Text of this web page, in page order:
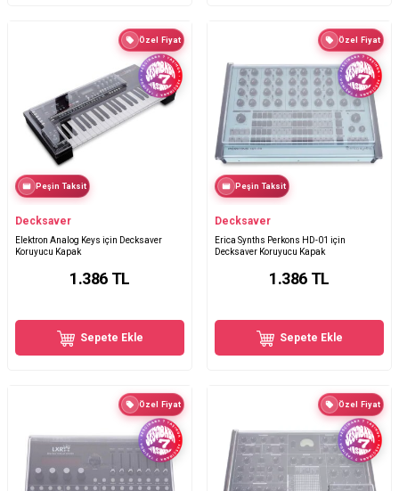
Özel Fiyat
Peşin Taksit
Decksaver
Elektron Analog Keys için Decksaver
Koruyucu Kapak
1.386 TL
Sepete Ekle
Özel Fiyat
Peşin Taksit
Decksaver
Erica Synths Perkons HD-01 için
Decksaver Koruyucu Kapak
1.386 TL
Sepete Ekle
Özel Fiyat Özel Fiyat